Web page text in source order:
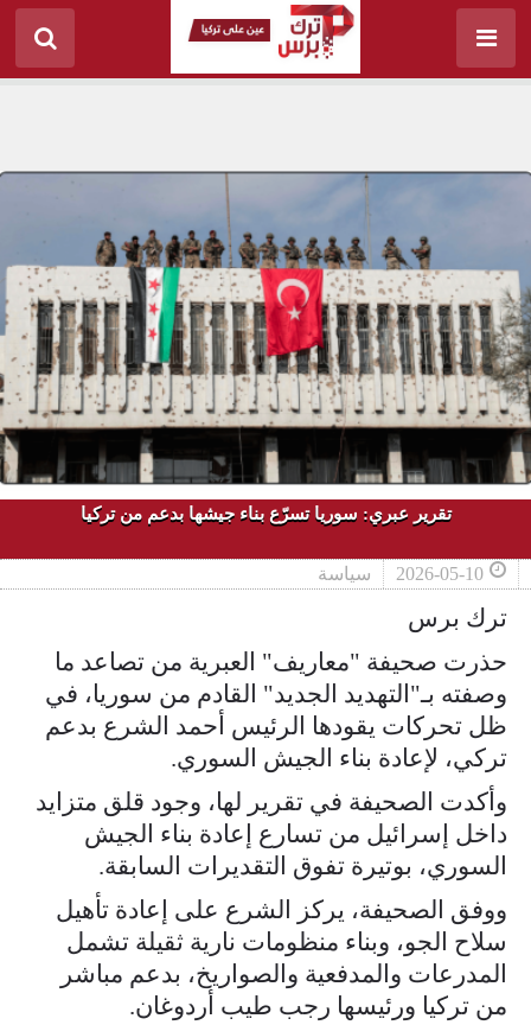
تقرير عبري: سوريا تسرّع بناء جيشها بدعم من تركيا
2026-05-10 سياسة
ترك برس
حذرت صحيفة "معاريف" العبرية من تصاعد ما
وصفته بـ"التهديد الجديد" القادم من سوريا، في
ظل تحركات يقودها الرئيس أحمد الشرع بدعم
تركي، لإعادة بناء الجيش السوري.
وأكدت الصحيفة في تقرير لها، وجود قلق متزايد
داخل إسرائيل من تسارع إعادة بناء الجيش
السوري، بوتيرة تفوق التقديرات السابقة.
ووفق الصحيفة، يركز الشرع على إعادة تأهيل
سلاح الجو، وبناء منظومات نارية ثقيلة تشمل
المدرعات والمدفعية والصواريخ، بدعم مباشر
من تركيا ورئيسها رجب طيب أردوغان.